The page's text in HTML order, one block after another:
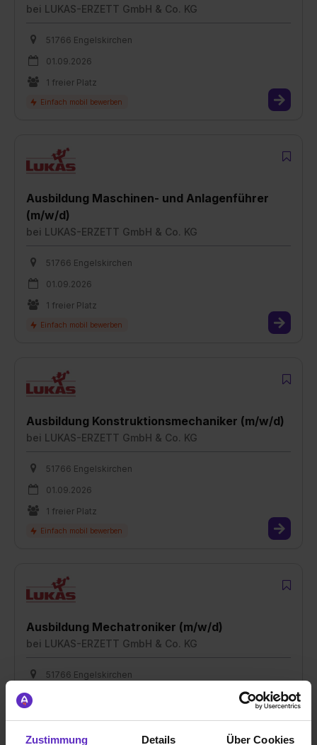
Zustimmung Details Über Cookies
bei LUKAS-ERZETT GmbH & Co. KG
51766 Engelskirchen
01.09.2026
1 freier Platz
Ausbildung Maschinen- und Anlagenführer
(m/w/d)
bei LUKAS-ERZETT GmbH & Co. KG
51766 Engelskirchen
01.09.2026
1 freier Platz
Ausbildung Konstruktionsmechaniker (m/w/d)
bei LUKAS-ERZETT GmbH & Co. KG
51766 Engelskirchen
01.09.2026
1 freier Platz
Ausbildung Mechatroniker (m/w/d)
bei LUKAS-ERZETT GmbH & Co. KG
51766 Engelskirchen